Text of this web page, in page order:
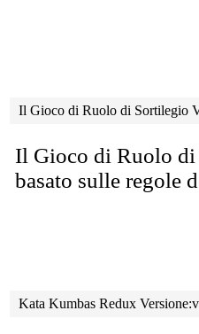
Il Gioco di Ruolo di Sortilegio
Il Gioco di Ruolo
basato sulle regole
Kata Kumbas Redux